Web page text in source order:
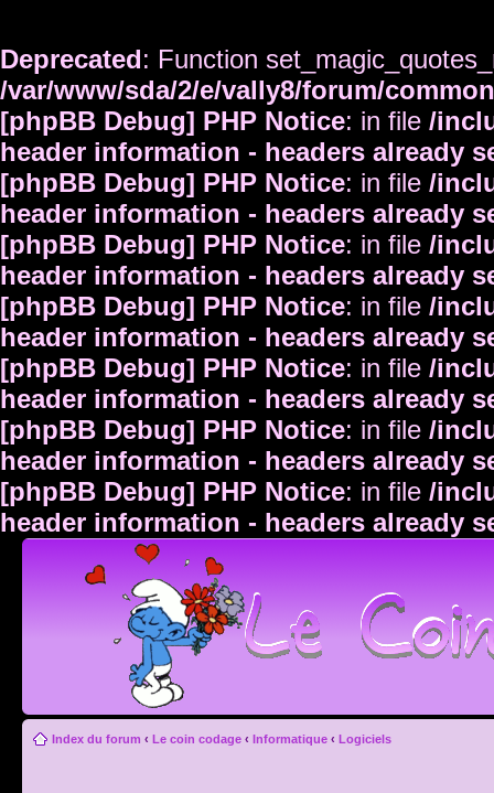
Deprecated: Function
/var/www/sda/2/e/vally8/forum/
[phpBB Debug] PHP Notice: in file /
header information - headers already
[phpBB Debug] PHP Notice: in file /
header information - headers already
[phpBB Debug] PHP Notice: in file /
header information - headers already
[phpBB Debug] PHP Notice: in file /
header information - headers already
[phpBB Debug] PHP Notice: in file /
header information - headers already
[phpBB Debug] PHP Notice: in file /
header information - headers already
[phpBB Debug] PHP Notice: in file /
header information - headers already
Index du forum ‹ Le coin codage ‹ Informatique ‹ Logiciels